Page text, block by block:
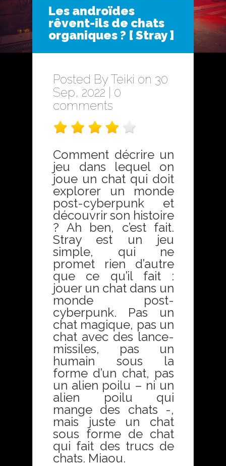
Les androïdes
rêvent-ils de chats
organiques ? [ Stray ]
Posted ByTeiki on 30
Sep, 2022 | 0
comments
Comment décrire un
jeu dans lequel on
joue un chat qui doit
explorer un monde
post-cyberpunk et
découvrir son histoire
? Ah ben, c’est fait.
Stray est un jeu
simple, qui ne
promet rien d’autre
que ce qu’il fait :
jouer un chat dans un
monde post-
cyberpunk. Pas un
chat magique, pas un
chat avec des lance-
missiles, pas un
humain sous la
forme d’un chat, pas
un alien poilu – ni un
alien poilu qui
mange des chats -,
mais juste un chat
sous forme de chat
qui fait des trucs de
chats. Miaou.